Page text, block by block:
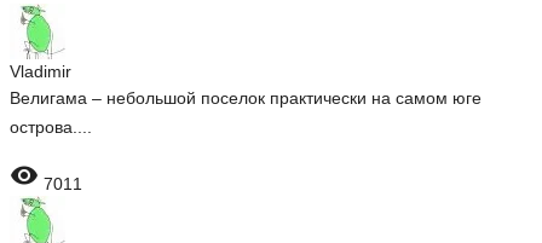
Vladimir
Велигама – небольшой поселок практически на самом юге
острова....
 7011